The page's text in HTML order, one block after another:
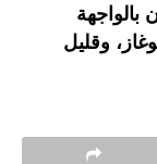
بالواجهة
وقليل